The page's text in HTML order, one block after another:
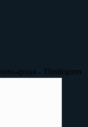
архив - Thistlegorm